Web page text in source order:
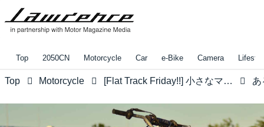
Top 2050CN Motorcycle Car e-Bike Camera
Top Motorcycle [Flat Track Friday!!] 小さなマシンで小さなトラックをぶっ飛ばせ！"タイニー・ダートトラック" は究極のバイク遊びのひとつ？